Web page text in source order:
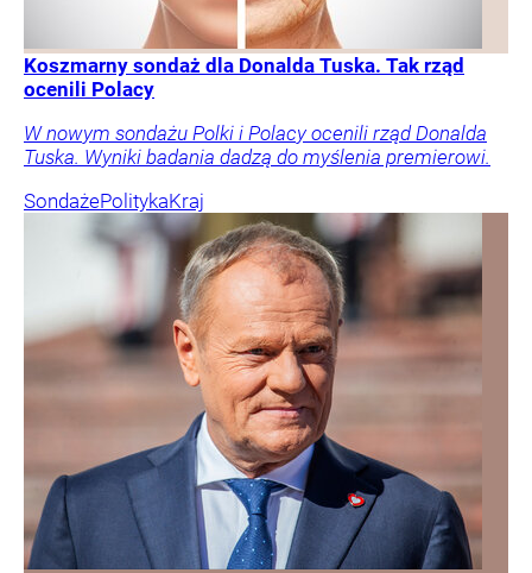
Koszmarny sondaż dla Donalda Tuska. Tak rząd
ocenili Polacy
W nowym sondażu Polki i Polacy ocenili rząd Donalda
Tuska. Wyniki badania dadzą do myślenia premierowi.
SondażePolitykaKraj